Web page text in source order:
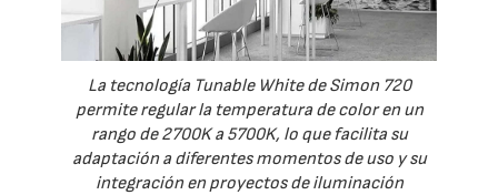
La tecnología Tunable White de Simon 720
permite regular la temperatura de color en un
rango de 2700K a 5700K, lo que facilita su
adaptación a diferentes momentos de uso y su
integración en proyectos de iluminación